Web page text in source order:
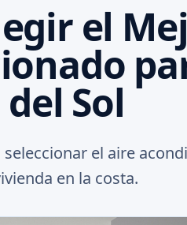
el
Sol
el aire
en la costa.